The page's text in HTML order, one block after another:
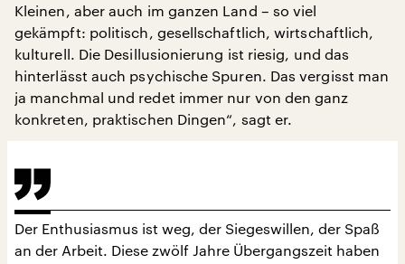
Kleinen, aber auch im ganzen Land – so viel
gekämpft: politisch, gesellschaftlich, wirtschaftlich,
kulturell. Die Desillusionierung ist riesig, und das
hinterlässt auch psychische Spuren. Das vergisst man
ja manchmal und redet immer nur von den ganz
konkreten, praktischen Dingen“, sagt er.
Der Enthusiasmus ist weg, der Siegeswillen, der Spaß
an der Arbeit. Diese zwölf Jahre Übergangszeit haben